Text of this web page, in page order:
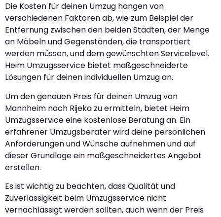
Die Kosten für deinen Umzug hängen von
verschiedenen Faktoren ab, wie zum Beispiel der
Entfernung zwischen den beiden Städten, der Menge
an Möbeln und Gegenständen, die transportiert
werden müssen, und dem gewünschten Servicelevel.
Heim Umzugsservice bietet maßgeschneiderte
Lösungen für deinen individuellen Umzug an.
Um den genauen Preis für deinen Umzug von
Mannheim nach Rijeka zu ermitteln, bietet Heim
Umzugsservice eine kostenlose Beratung an. Ein
erfahrener Umzugsberater wird deine persönlichen
Anforderungen und Wünsche aufnehmen und auf
dieser Grundlage ein maßgeschneidertes Angebot
erstellen.
Es ist wichtig zu beachten, dass Qualität und
Zuverlässigkeit beim Umzugsservice nicht
vernachlässigt werden sollten, auch wenn der Preis